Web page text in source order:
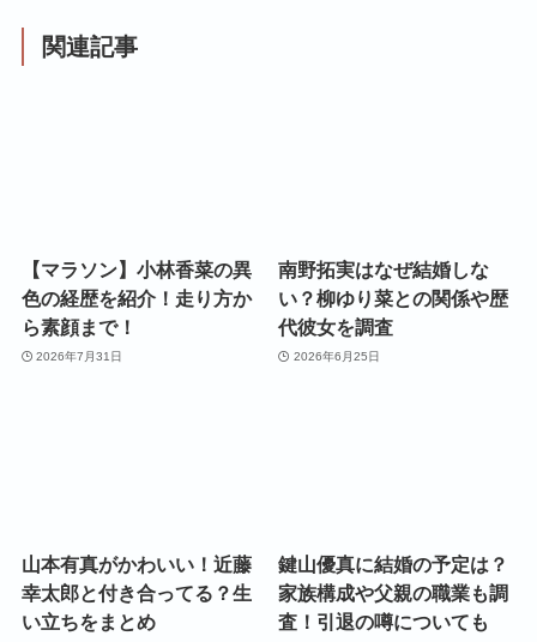
関連記事
【マラソン】小林香菜の異
色の経歴を紹介！走り方か
ら素顔まで！
2026年7月31日
南野拓実はなぜ結婚しな
い？柳ゆり菜との関係や歴
代彼女を調査
2026年6月25日
山本有真がかわいい！近藤
幸太郎と付き合ってる？生
い立ちをまとめ
鍵山優真に結婚の予定は？
家族構成や父親の職業も調
査！引退の噂についても